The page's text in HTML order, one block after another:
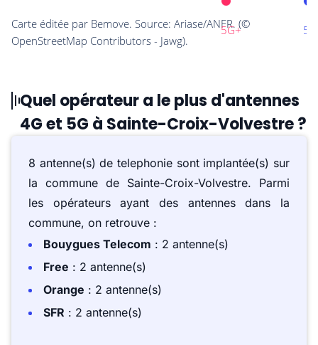
Quel opérateur a le plus d'antennes
4G et 5G à Sainte-Croix-Volvestre ?
8 antenne(s) de telephonie sont implantée(s) sur
la commune de Sainte-Croix-Volvestre. Parmi
les opérateurs ayant des antennes dans la
commune, on retrouve :
Bouygues Telecom : 2 antenne(s)
Free : 2 antenne(s)
Orange : 2 antenne(s)
SFR : 2 antenne(s)